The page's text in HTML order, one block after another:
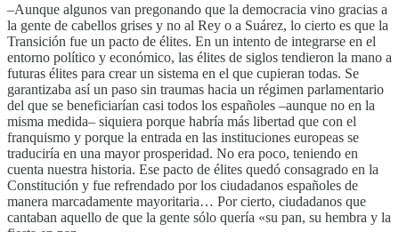
–Aunque algunos van pregonando que la democracia vino gracias a
la gente de cabellos grises y no al Rey o a Suárez, lo cierto es que la
Transición fue un pacto de élites. En un intento de integrarse en el
entorno político y económico, las élites de siglos tendieron la mano a
futuras élites para crear un sistema en el que cupieran todas. Se
garantizaba así un paso sin traumas hacia un régimen parlamentario
del que se beneficiarían casi todos los españoles –aunque no en la
misma medida– siquiera porque habría más libertad que con el
franquismo y porque la entrada en las instituciones europeas se
traduciría en una mayor prosperidad. No era poco, teniendo en
cuenta nuestra historia. Ese pacto de élites quedó consagrado en la
Constitución y fue refrendado por los ciudadanos españoles de
manera marcadamente mayoritaria… Por cierto, ciudadanos que
cantaban aquello de que la gente sólo quería «su pan, su hembra y la